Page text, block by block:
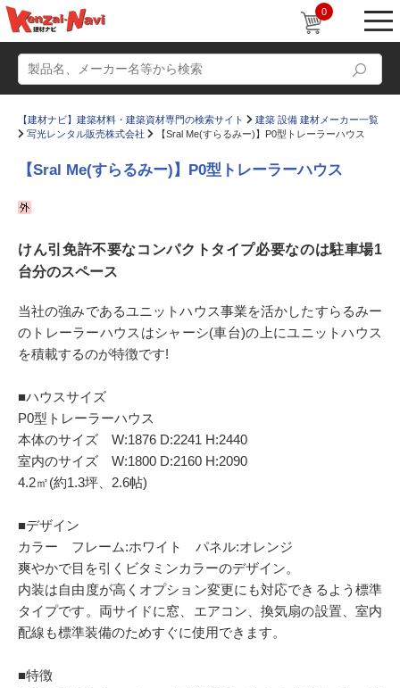
0
かたなび コラム
Q＆A 販売・施工代理店募集
お気に入り
【建材ナビ】建築材料・建築資材専門の検索サイト
建築 設備 建材メーカー一覧
写光レンタル販売株式会社
【Sral Me(すらるみー)】P0型トレーラーハウス
【Sral Me(すらるみー)】P0型トレーラーハウス
けん引免許不要なコンパクトタイプ必要なのは駐車場1
台分のスペース
当社の強みであるユニットハウス事業を活かしたすらるみー
のトレーラーハウスはシャーシ(車台)の上にユニットハウス
を積載するのが特徴です!
■ハウスサイズ
P0型トレーラーハウス
本体のサイズ W:1876 D:2241 H:2440
室内のサイズ W:1800 D:2160 H:2090
4.2㎡(約1.3坪、2.6帖)
■デザイン
カラー フレーム:ホワイト パネル:オレンジ
爽やかで目を引くビタミンカラーのデザイン。
内装は自由度が高くオプション変更にも対応できるよう標準
タイプです。両サイドに窓、エアコン、換気扇の設置、室内
配線も標準装備のためすぐに使用できます。
■特徴